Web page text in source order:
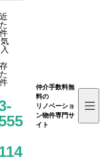
お知らせ
仲介手数料無
料の
リノベーショ
ン物件専門サ
イト